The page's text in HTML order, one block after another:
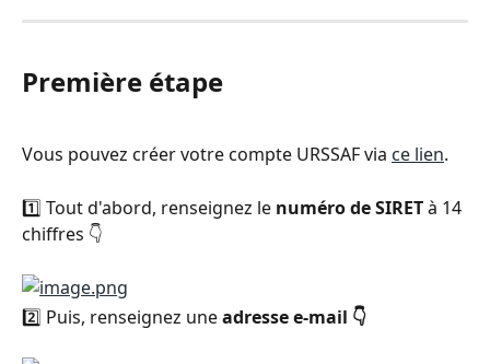
Première étape
Vous pouvez créer votre compte URSSAF via ce lien.
1️⃣ Tout d'abord, renseignez le numéro de SIRET à 14
chiffres 👇
2️⃣ Puis, renseignez une adresse e-mail 👇